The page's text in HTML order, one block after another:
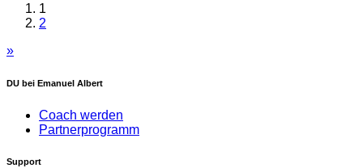
1
2
»
DU bei Emanuel Albert
Coach werden
Partnerprogramm
Support